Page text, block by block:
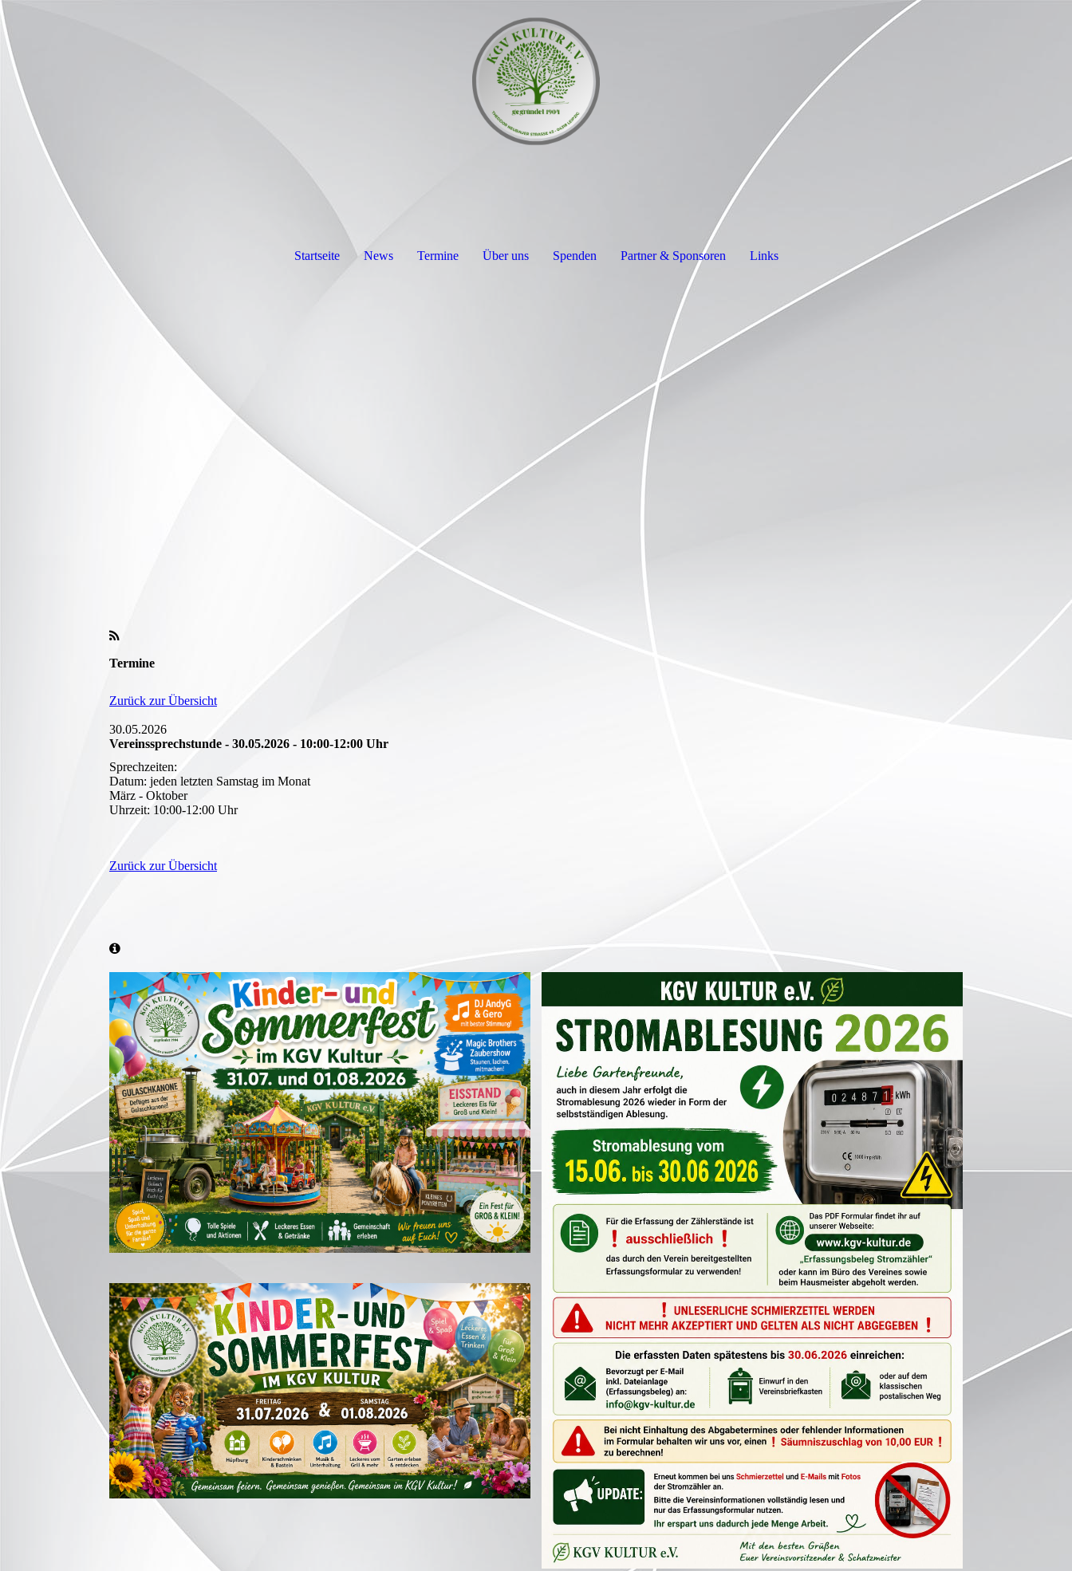
Startseite News Termine Über uns Spenden Partner & Sponsoren Links
Termine
Zurück zur Übersicht
30.05.2026
Vereinssprechstunde - 30.05.2026 - 10:00-12:00 Uhr
Sprechzeiten:
Datum: jeden letzten Samstag im Monat
März - Oktober
Uhrzeit: 10:00-12:00 Uhr
Zurück zur Übersicht